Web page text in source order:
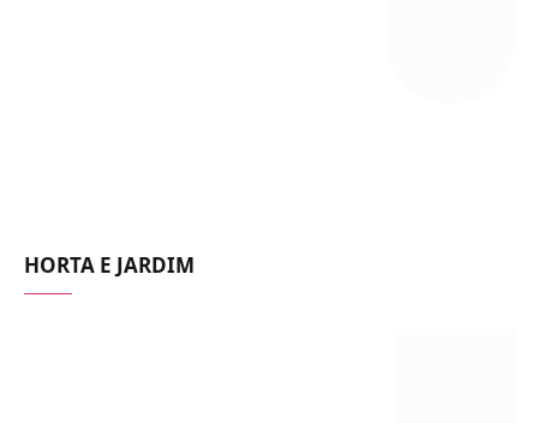
HORTA E JARDIM